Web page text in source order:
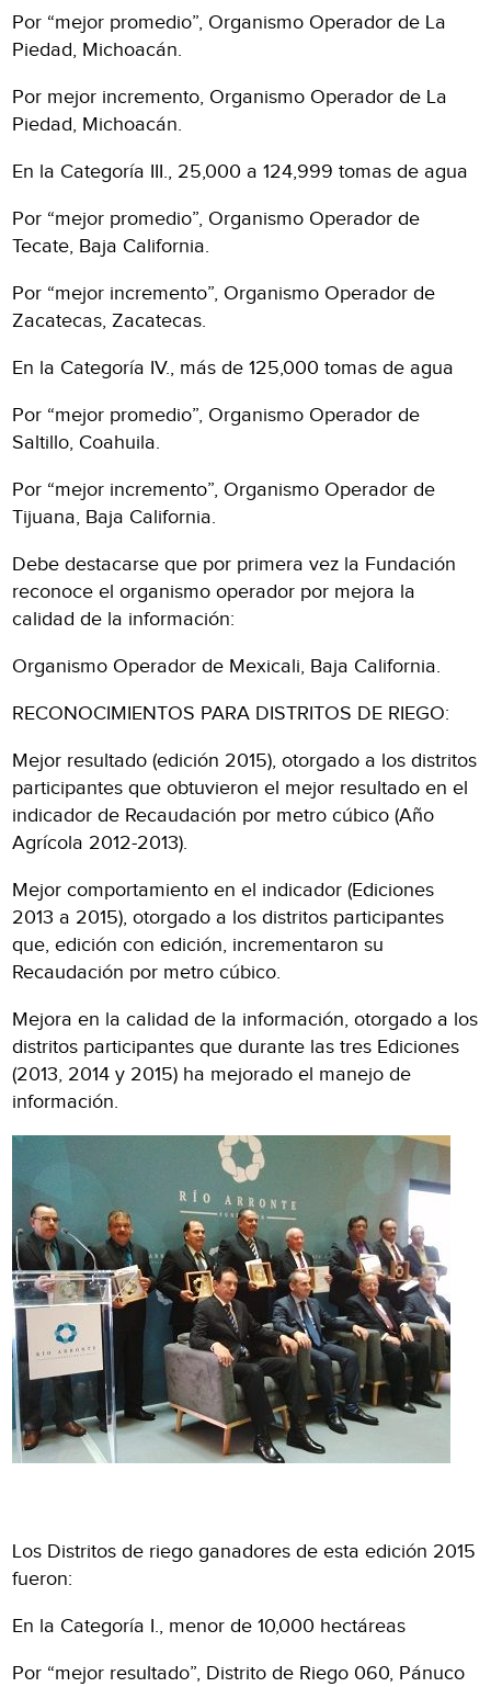
Por “mejor promedio”, Organismo Operador de La
Piedad, Michoacán.
Por mejor incremento, Organismo Operador de La
Piedad, Michoacán.
En la Categoría III., 25,000 a 124,999 tomas de agua
Por “mejor promedio”, Organismo Operador de
Tecate, Baja California.
Por “mejor incremento”, Organismo Operador de
Zacatecas, Zacatecas.
En la Categoría IV., más de 125,000 tomas de agua
Por “mejor promedio”, Organismo Operador de
Saltillo, Coahuila.
Por “mejor incremento”, Organismo Operador de
Tijuana, Baja California.
Debe destacarse que por primera vez la Fundación
reconoce el organismo operador por mejora la
calidad de la información:
Organismo Operador de Mexicali, Baja California.
RECONOCIMIENTOS PARA DISTRITOS DE RIEGO:
Mejor resultado (edición 2015), otorgado a los distritos
participantes que obtuvieron el mejor resultado en el
indicador de Recaudación por metro cúbico (Año
Agrícola 2012-2013).
Mejor comportamiento en el indicador (Ediciones
2013 a 2015), otorgado a los distritos participantes
que, edición con edición, incrementaron su
Recaudación por metro cúbico.
Mejora en la calidad de la información, otorgado a los
distritos participantes que durante las tres Ediciones
(2013, 2014 y 2015) ha mejorado el manejo de
información.
Los Distritos de riego ganadores de esta edición 2015
fueron:
En la Categoría I., menor de 10,000 hectáreas
Por “mejor resultado”, Distrito de Riego 060, Pánuco